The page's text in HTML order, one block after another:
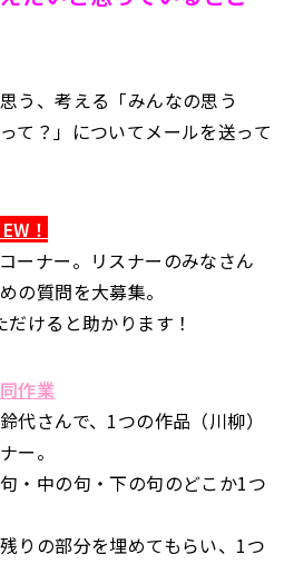
う、考える「みんなの思う
て？」についてメールを送って
！
ーナー。リスナーのみなさん
の質問を大募集。
けると助かります！
作業
代さんで、1つの作品（川柳）
ー。
・中の句・下の句のどこか1つ
りの部分を埋めてもらい、1つ